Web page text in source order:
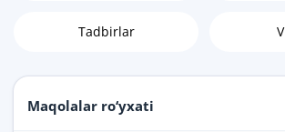
Tadbirlar
Maqolalar ro‘yxati